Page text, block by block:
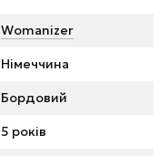
Womanizer
Німеччина
Бордовий
5 років